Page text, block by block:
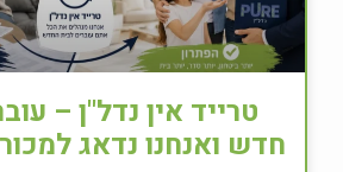
טרייד אין נדל"ן –
חדש ואנחנו נדאג